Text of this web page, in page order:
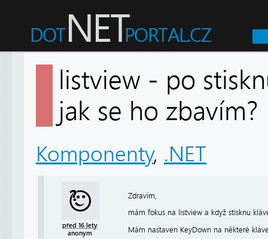
listview - po
jak se ho
Komponenty, .NET
před 16 lety
anonym
Zdravím,
mám fokus na listview a když stisknu
Mám nastaven KeyDown na některé